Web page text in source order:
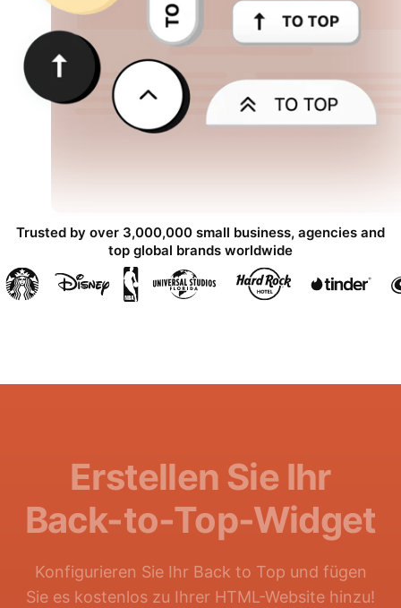
Trusted by over 3,000,000 small business, agencies and
top global brands worldwide
Erstellen Sie Ihr
Back-to-Top-Widget
Konfigurieren Sie Ihr Back to Top und fügen
Sie es kostenlos zu Ihrer HTML-Website hinzu!